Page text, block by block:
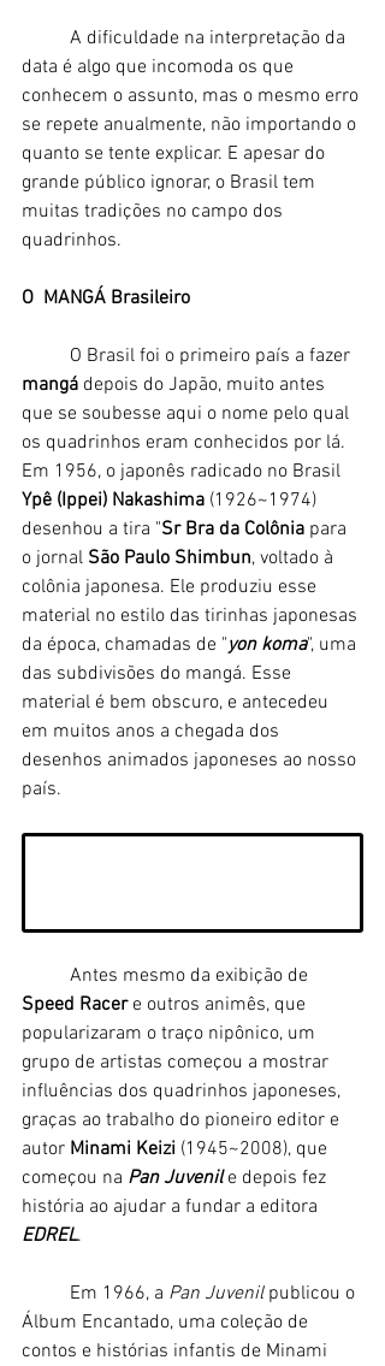
data é algo que incomoda os que
conhecem o assunto, mas o mesmo erro
se repete anualmente, não importando o
quanto se tente explicar. E apesar do
grande público ignorar, o Brasil tem
muitas tradições no campo dos
quadrinhos.
O  MANGÁ Brasileiro
	O Brasil foi o primeiro país a fazer
mangá depois do Japão, muito antes
que se soubesse aqui o nome pelo qual
os quadrinhos eram conhecidos por lá.
Em 1956, o japonês radicado no Brasil
Ypê (Ippei) Nakashima (1926~1974)
desenhou a tira "Sr Bra da Colônia para
o jornal São Paulo Shimbun, voltado à
colônia japonesa. Ele produziu esse
material no estilo das tirinhas japonesas
da época, chamadas de "yon koma", uma
das subdivisões do mangá. Esse
material é bem obscuro, e antecedeu
em muitos anos a chegada dos
desenhos animados japoneses ao nosso
país.
	Antes mesmo da exibição de
Speed Racer e outros animês, que
popularizaram o traço nipônico, um
grupo de artistas começou a mostrar
influências dos quadrinhos japoneses,
graças ao trabalho do pioneiro editor e
autor Minami Keizi (1945~2008), que
começou na Pan Juvenil e depois fez
história ao ajudar a fundar a editora
EDREL.
	Em 1966, a
Pan Juvenil publicou o
Álbum Encantado, uma coleção de
contos e histórias infantis de Minami